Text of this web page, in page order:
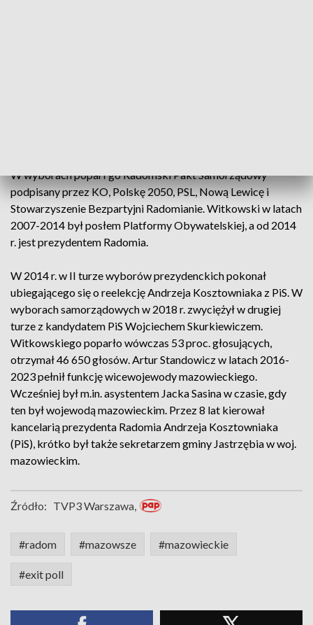
W wyborach poparł go Radomski Pakt Samorządowy
podpisany przez KO, Polskę 2050, PSL, Nową Lewicę i
Stowarzyszenie Bezpartyjni Radomianie. Witkowski w latach
2007-2014 był posłem Platformy Obywatelskiej, a od 2014
r. jest prezydentem Radomia.
W 2014 r. w II turze wyborów prezydenckich pokonał
ubiegającego się o reelekcję Andrzeja Kosztowniaka z PiS. W
wyborach samorządowych w 2018 r. zwyciężył w drugiej
turze z kandydatem PiS Wojciechem Skurkiewiczem.
Witkowskiego poparło wówczas 53 proc. głosujących,
otrzymał 46 650 głosów. Artur Standowicz w latach 2016-
2023 pełnił funkcję wicewojewody mazowieckiego.
Wcześniej był m.in. asystentem Jacka Sasina w czasie, gdy
ten był wojewodą mazowieckim. Przez 8 lat kierował
kancelarią prezydenta Radomia Andrzeja Kosztowniaka
(PiS), krótko był także sekretarzem gminy Jastrzębia w woj.
mazowieckim.
Źródło: TVP3 Warszawa,
#radom #mazowsze #mazowieckie
#exit poll